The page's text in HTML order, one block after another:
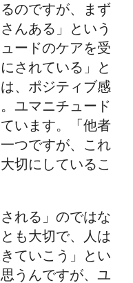
のですが、まず
んある」という
ードのケアを受
されている」と
、ポジティブ感
ユマニチュード
います。「他者
つですが、これ
切にしているこ
れる」のではな
も大切で、人は
ていこう」とい
うんですが、ユ